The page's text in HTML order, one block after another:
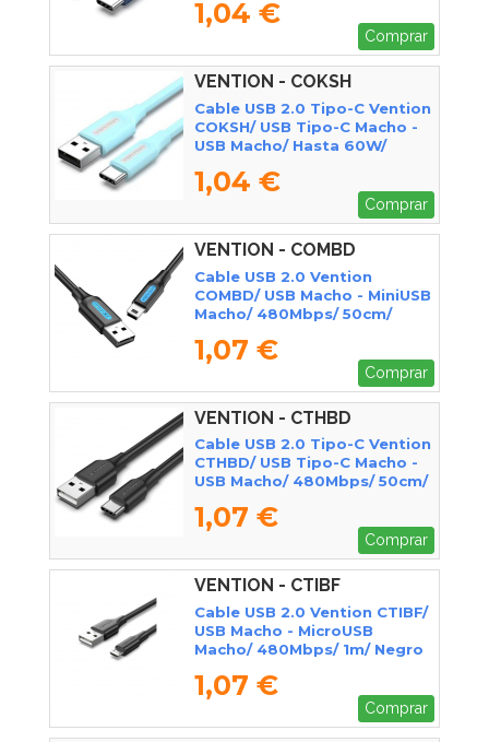
1,04 €
Comprar
VENTION - COKSH
Cable USB 2.0 Tipo-C Vention
COKSH/ USB Tipo-C Macho -
USB Macho/ Hasta 60W/
1,04 €
Comprar
VENTION - COMBD
Cable USB 2.0 Vention
COMBD/ USB Macho - MiniUSB
Macho/ 480Mbps/ 50cm/
1,07 €
Comprar
VENTION - CTHBD
Cable USB 2.0 Tipo-C Vention
CTHBD/ USB Tipo-C Macho -
USB Macho/ 480Mbps/ 50cm/
1,07 €
Comprar
VENTION - CTIBF
Cable USB 2.0 Vention CTIBF/
USB Macho - MicroUSB
Macho/ 480Mbps/ 1m/ Negro
1,07 €
Comprar